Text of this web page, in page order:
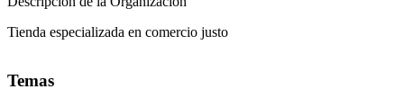
Tienda especializada en comercio justo
Temas